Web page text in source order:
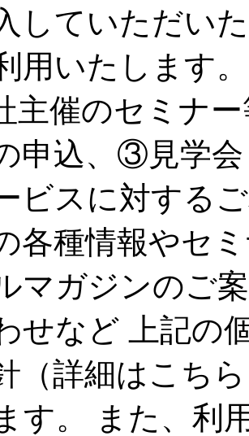
していただい
用いたします。
主催のセミナ
申込、③見学
ビスに対する
各種情報やセ
マガジンの
せなど 上記の
（詳細はこち
す。 また、利